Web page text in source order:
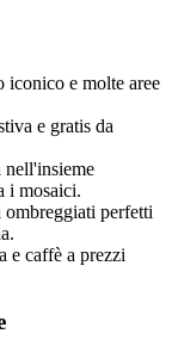
iconico e molte aree
e gratis da
nell'insieme
i mosaici.
perfetti
e caffè a prezzi